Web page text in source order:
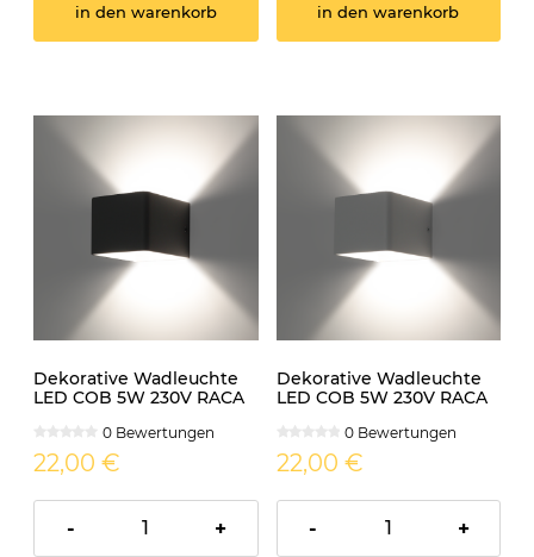
in den warenkorb in den warenkorb
Dekorative Wadleuchte
LED COB 5W 230V RACA
0 Bewertungen
22,00 €
- +
Dekorative Wadleuchte
LED COB 5W 230V RACA
0 Bewertungen
22,00 €
- +